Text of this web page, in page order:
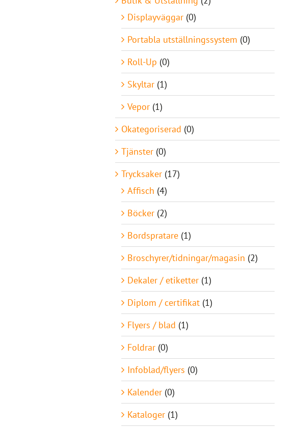
Displayväggar (0)
Portabla utställningssystem (0)
Roll-Up (0)
Skyltar (1)
Vepor (1)
Okategoriserad (0)
Tjänster (0)
Trycksaker (17)
Affisch (4)
Böcker (2)
Bordspratare (1)
Broschyrer/tidningar/magasin (2)
Dekaler / etiketter (1)
Diplom / certifikat (1)
Flyers / blad (1)
Foldrar (0)
Infoblad/flyers (0)
Kalender (0)
Kataloger (1)